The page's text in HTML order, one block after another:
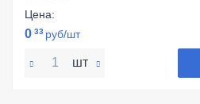
Цена:
0 33 руб/шт
шт